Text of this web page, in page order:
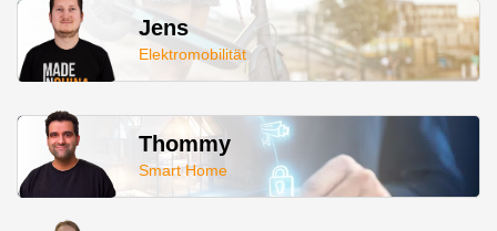
Jens
Elektromobilität
Thommy
Smart Home